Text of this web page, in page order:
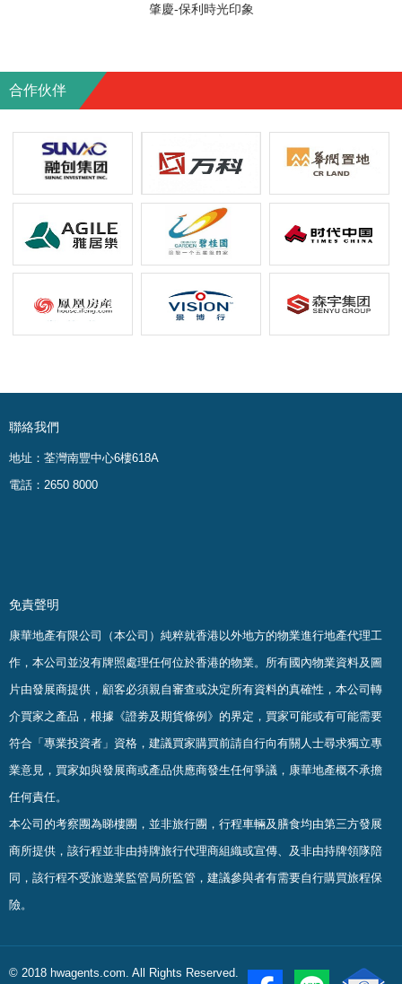
肇慶-保利時光印象
合作伙伴
聯絡我們
地址：荃灣南豐中心6樓618A
電話：2650 8000
免責聲明
康華地產有限公司（本公司）純粹就香港以外地方的物業進行地產代理工
作，本公司並沒有牌照處理任何位於香港的物業。 所有國內物業資料及圖
片由發展商提供，顧客必須親自審查或決定所有資料的真確性 ， 本公司轉
介買家之產品，根據《證劵及期貨條例》的界定，買家可能或有可能需要
符合「專業投資者」資格，建議買家購買前請自行向有關人士尋求獨立專
業意見，買家如與發展商或產品供應商發生任何爭議，康華地產概不承擔
任何責任。
本公司的考察團為睇樓團，並非旅行團，行程車輛及膳食均由第三方發展
商所提供，該行程並非由持牌旅行代理商組織或宣傳、及非由持牌領隊陪
同，該行程不受旅遊業監管局所監管，建議參與者有需要自行購買旅程保
險。
© 2018 hwagents.com. All Rights Reserved.